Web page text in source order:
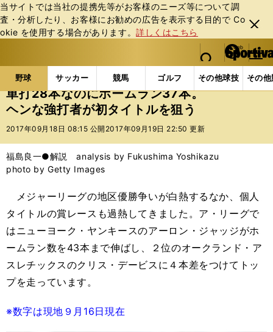
当サイトでは当社の提携先等がお客様のニーズ等について調
査・分析したり、お客様にお勧めの広告を表⽰する⽬的で Co
okie を使⽤する場合があります。詳しくはこちら
閉じ
る
web Sportiva (webスポルティーバ)
検索
マイペ
ー
ジ
メニュ
野球 サッカー 競馬 ゴルフ その他球技 その
b
ス
ポ
ル
バ
野球の記事一覧 MLB 福島良一 単打28本なのに
単打28本なのにホームラン37本。
ヘンな強打者が初タイトルを狙う
2017年09月18日 08:15 公開 2017年09月19日 22:50 更新
福島良一●解説 analysis by Fukushima Yoshikazu
photo by Getty Images
メジャーリーグの地区優勝争いが白熱するなか、個人
タイトルの賞レースも過熱してきました。ア・リーグで
はニューヨーク・ヤンキースのアーロン・ジャッジがホ
ームラン数を43本まで伸ばし、２位のオークランド・ア
スレチックスのクリス・デービスに４本差をつけてトッ
プを走っています。
※数字は現地９月16日現在